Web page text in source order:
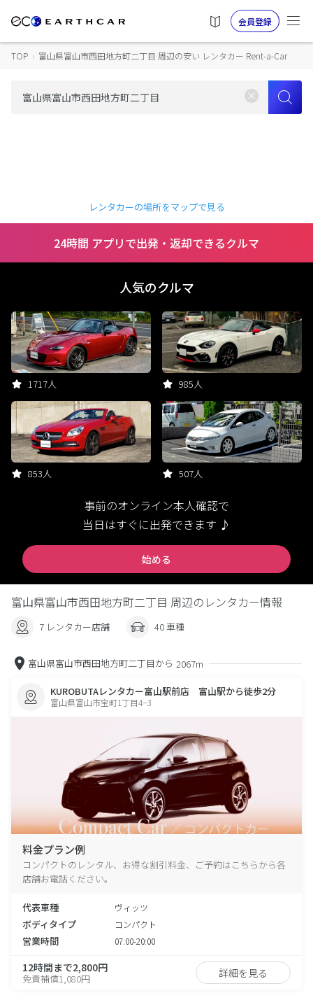
会員登録
TOP › 富山県富山市西田地方町二丁目 周辺の安い レンタカー Rent-a-Car
レンタカーの場所をマップで見る
24時間 アプリで出発・返却できるクルマ
人気のクルマ
1717人 985人
853人 507人
事前のオンライン本人確認で
当日はすぐに出発できます ♪
始める
富山県富山市西田地方町二丁目 周辺のレンタカー情報
7 レンタカー店舗 40 車種
富山県富山市西田地方町二丁目から 2067m
KUROBUTAレンタカー富山駅前店 富山駅から徒歩2分
富山県富山市宝町1丁目4−3
料金プラン例
コンパクトのレンタル、お得な割引料金、ご予約はこちらから各
店舗お電話ください。
代表車種 ヴィッツ
ボディタイプ コンパクト
営業時間 07:00-20:00
12時間まで2,800円
免責補償1,080円 詳細を見る